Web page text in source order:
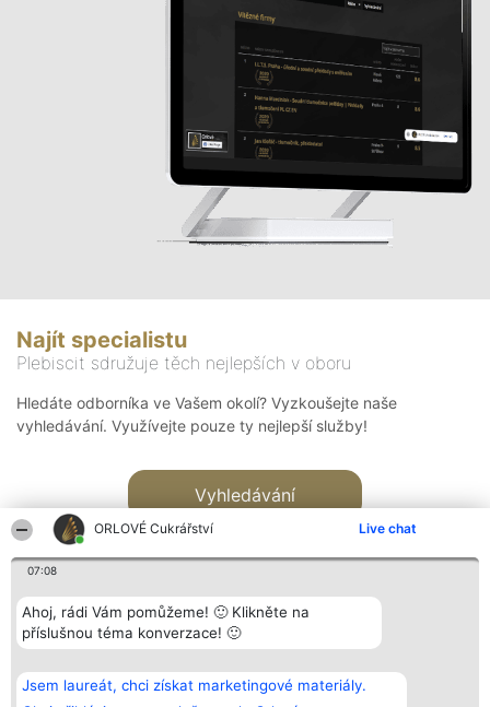
ORLOVÉ Cukrářství Live chat
07:08
Ahoj, rádi Vám pomůžeme! 🙂 Klikněte na
příslušnou téma konverzace! 🙂
Jsem laureát, chci získat marketingové materiály.
Najít specialistu
Plebiscit sdružuje těch nejlepších v oboru
Hledáte odborníka ve Vašem okolí? Vyzkoušejte naše
vyhledávání. Využívejte pouze ty nejlepší služby!
Vyhledávání
Bright Side Solutions sp. z o.
o. sp. k.
ul. Ruska 22
Vítězové
Seznam všech
laureátů
Kontakt